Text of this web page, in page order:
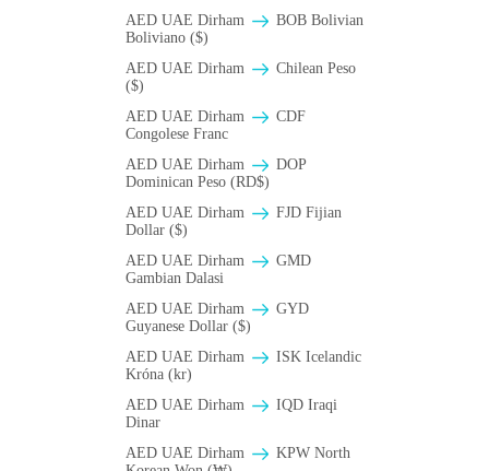
AED UAE Dirham
BOB Bolivian
Boliviano ($)
AED UAE Dirham
Chilean Peso
($)
AED UAE Dirham
CDF
Congolese Franc
AED UAE Dirham
DOP
Dominican Peso (RD$)
AED UAE Dirham
FJD Fijian
Dollar ($)
AED UAE Dirham
GMD
Gambian Dalasi
AED UAE Dirham
GYD
Guyanese Dollar ($)
AED UAE Dirham
ISK Icelandic
Króna (kr)
AED UAE Dirham
IQD Iraqi
Dinar
AED UAE Dirham
KPW North